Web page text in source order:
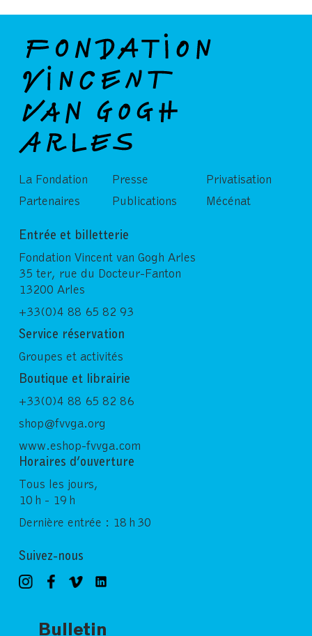
La Fondation
Partenaires
Presse
Publications
Privatisation
Mécénat
Entrée et billetterie
Fondation Vincent van Gogh Arles
35 ter, rue du Docteur-Fanton
13200 Arles
+33(0)4 88 65 82 93
Service réservation
Groupes et activités
Boutique et librairie
+33(0)4 88 65 82 86
shop@fvvga.org
www.eshop-fvvga.com
Horaires d’ouverture
Tous les jours,
10 h - 19 h
Dernière entrée : 18 h 30
Suivez-nous
Bulletin